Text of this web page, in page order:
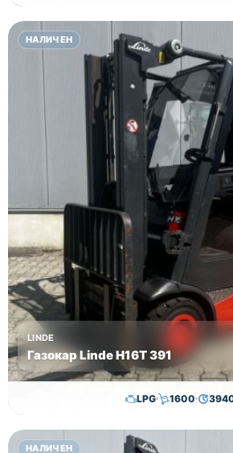
29,650.00€
Височина Година
2017
НАЛИЧЕН
LINDE
Газокар Linde H16T 391
LPG 1600
11,500.00€
НАЛИЧЕН